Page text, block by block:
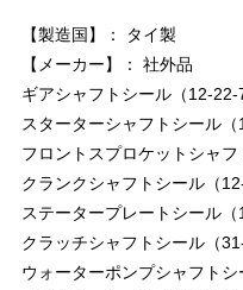
【製造国】： タイ製
【メーカー】： 社外品
ギアシャフトシール（12-22-7
スターターシャフトシール（
フロントスプロケットシャフ
クランクシャフトシール（
ステータープレートシール（
クラッチシャフトシール（
ウォーターポンプシャフトシ